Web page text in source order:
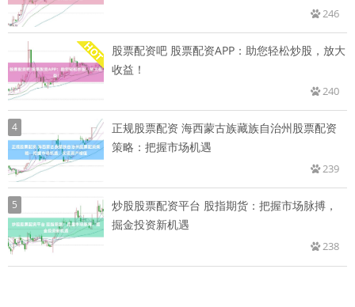
246
股票配资吧 股票配资APP：助您轻松炒股，放大
收益！
240
4
正规股票配资 海西蒙古族藏族自治州股票配资
策略：把握市场机遇
239
5
炒股股票配资平台 股指期货：把握市场脉搏，
掘金投资新机遇
238